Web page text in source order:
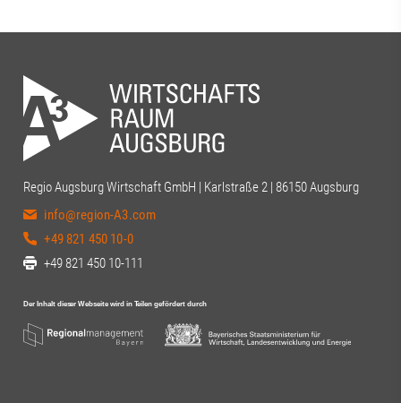
Regio Augsburg Wirtschaft GmbH | Karlstraße 2 | 86150 Augsburg
info@region-A3.com
+49 821 450 10-0
+49 821 450 10-111